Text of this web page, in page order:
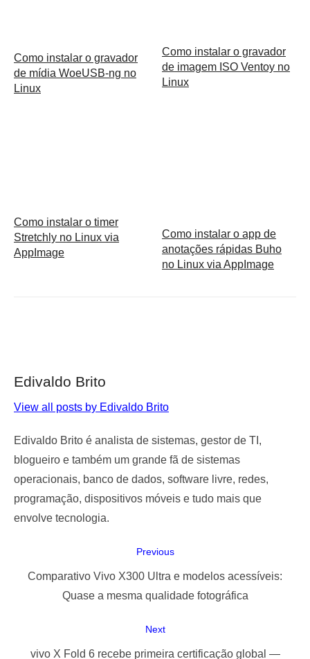
Como instalar o gravador
de mídia WoeUSB-ng no
Linux
Como instalar o gravador
de imagem ISO Ventoy no
Linux
Como instalar o timer
Stretchly no Linux via
AppImage
Como instalar o app de
anotações rápidas Buho
no Linux via AppImage
Edivaldo Brito
View all posts by Edivaldo Brito
Edivaldo Brito é analista de sistemas, gestor de TI,
blogueiro e também um grande fã de sistemas
operacionais, banco de dados, software livre, redes,
programação, dispositivos móveis e tudo mais que
envolve tecnologia.
de
Previous
Previous
Comparativo Vivo X300 Ultra e modelos acessíveis:
Quase a mesma qualidade fotográfica
Next
Next
vivo X Fold 6 recebe primeira certificação global —